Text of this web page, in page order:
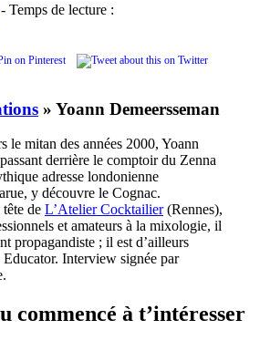
- Temps de lecture :
» Yoann Demeersseman
le mitan des années 2000, Yoann
derrière le comptoir du Zenna
adresse londonienne
y découvre le Cognac.
de L’Atelier Cocktailier(Rennes),
et amateurs à la mixologie, il
propagandiste ; il est d’ailleurs
Interview signée par
commencé à t’intéresser